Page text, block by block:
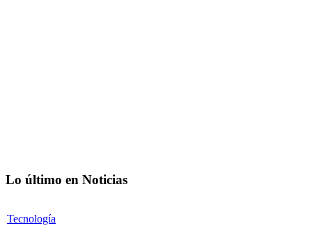
Lo último en Noticias
Tecnología